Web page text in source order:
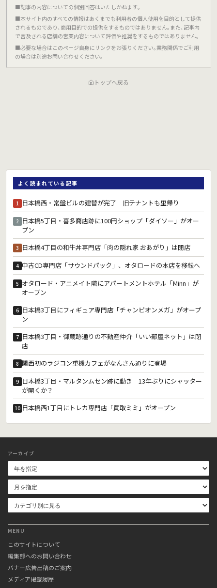
■記事の内容についての個別回答はいたしかねます｡
■本サイト内のすべての情報はあくまでも利用者の個人使用を目的として提供
されるものであり､商用目的での提供をするものではありません｡また､記事内
で言及される店舗の営業内容について評価や推奨をするものではありません｡
■必要な場合はこのページ自身にリンクをお張りください｡業務関係でご利用
の場合は別途お問い合わせください｡
トップへ戻る
よく読まれている記事
1 日本橋西・常盤ビルの建替が完了 旧テナントも里帰り
2 日本橋5丁目・喜多商店跡に100円ショップ「ダイソー」がオー
プン
3 日本橋4丁目の和牛丼専門店「肉の隠れ家 おあがり」は閉店
4 中古CD専門店「サウンドパック」、オタロードの本店を移転へ
5 オタロード・アニメイト隣にアパートメントホテル「Minn」が
オープン
6 日本橋3丁目にフィギュア専門店「チャンピオンメガ」がオープ
ン
7 日本橋3丁目・御蔵跡通りの不動産仲介「いい部屋ネット」は閉
店
8 関西初のラジコン重機カフェがなんさん通りに登場
9 日本橋3丁目・マルタンムセン跡に動き 13年ぶりにシャッター
が開くか？
10 日本橋西1丁目にトレカ専門店「買取ミミ」がオープン
アーカイブ
MENU
このサイトについて
編集部へのお問い合わせ
バナー広告出稿のご案内
メディア掲載履歴